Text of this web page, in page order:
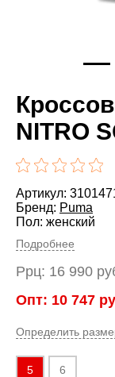
NITRO
Артикул:
Бренд: Puma
Пол: женский
Подробнее
Ррц: 16 990
Опт: 10 747
Определить
5 6